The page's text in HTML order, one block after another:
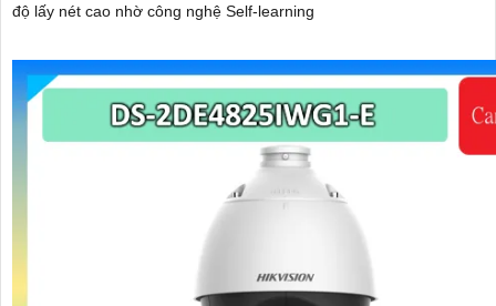
độ lấy nét cao nhờ công nghệ Self-learning